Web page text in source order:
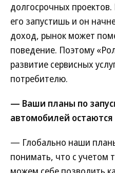
долгосрочных
его запустишь и он
доход, рынок может
поведение. Поэтому
развитие сервисных
потребителю.
— Ваши планы по
автомобилей остаются
— Глобально наши
понимать, что с учетом